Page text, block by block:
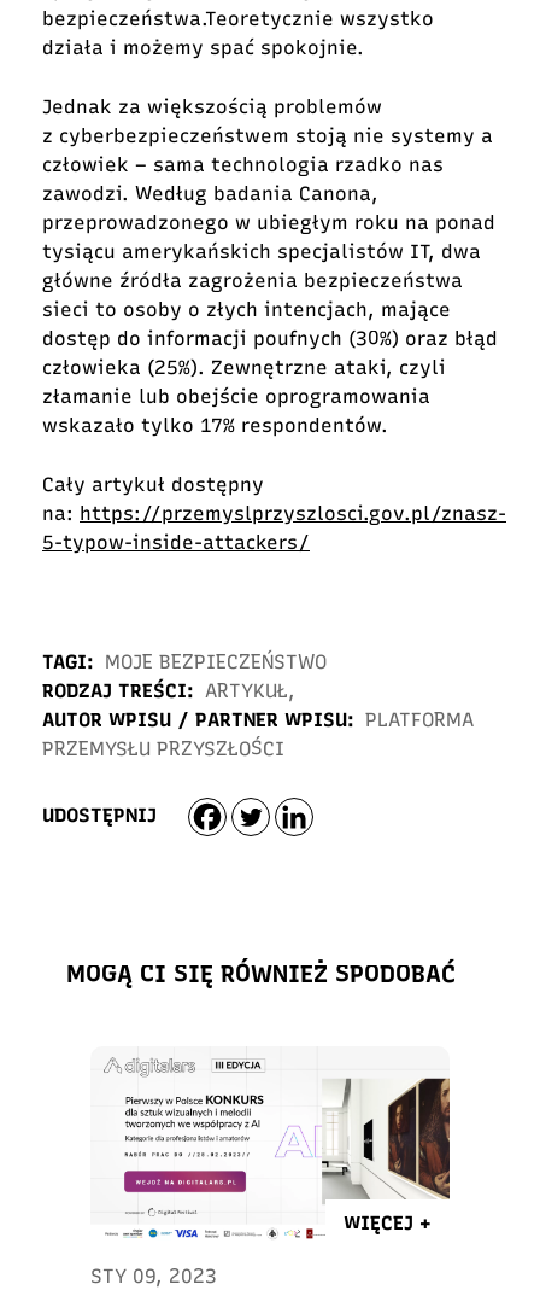
bezpieczeństwa.Teoretycznie wszystko
działa i możemy spać spokojnie.
Jednak za większością problemów
z cyberbezpieczeństwem stoją nie systemy a
człowiek – sama technologia rzadko nas
zawodzi. Według badania Canona,
przeprowadzonego w ubiegłym roku na ponad
tysiącu amerykańskich specjalistów IT, dwa
główne źródła zagrożenia bezpieczeństwa
sieci to osoby o złych intencjach, mające
dostęp do informacji poufnych (30%) oraz błąd
człowieka (25%). Zewnętrzne ataki, czyli
złamanie lub obejście oprogramowania
wskazało tylko 17% respondentów.
Cały artykuł dostępny
na: https://przemyslprzyszlosci.gov.pl/znasz-
5-typow-inside-attackers/
TAGI: MOJE BEZPIECZEŃSTWO
RODZAJ TREŚCI: ARTYKUŁ,
AUTOR WPISU / PARTNER WPISU: PLATFORMA
PRZEMYSŁU PRZYSZŁOŚCI
UDOSTĘPNIJ
MOGĄ CI SIĘ RÓWNIEŻ SPODOBAĆ
WIĘCEJ +
STY 09, 2023